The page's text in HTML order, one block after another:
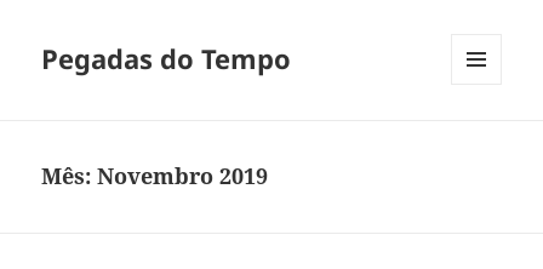
Pegadas do Tempo
Mês:Novembro 2019